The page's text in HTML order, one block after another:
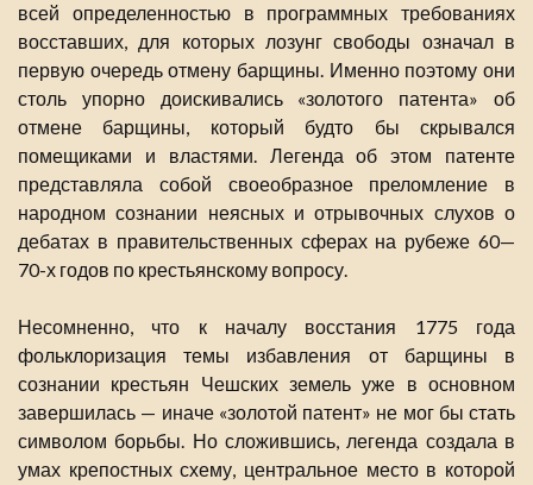
всей определенностью в программных требованиях
восставших, для которых лозунг свободы означал в
первую очередь отмену барщины. Именно поэтому они
столь упорно доискивались «золотого патента» об
отмене барщины, который будто бы скрывался
помещиками и властями. Легенда об этом патенте
представляла собой своеобразное преломление в
народном сознании неясных и отрывочных слухов о
дебатах в правительственных сферах на рубеже 60—
70-х годов по крестьянскому вопросу.
Несомненно, что к началу восстания 1775 года
фольклоризация темы избавления от барщины в
сознании крестьян Чешских земель уже в основном
завершилась — иначе «золотой патент» не мог бы стать
символом борьбы. Но сложившись, легенда создала в
умах крепостных схему, центральное место в которой